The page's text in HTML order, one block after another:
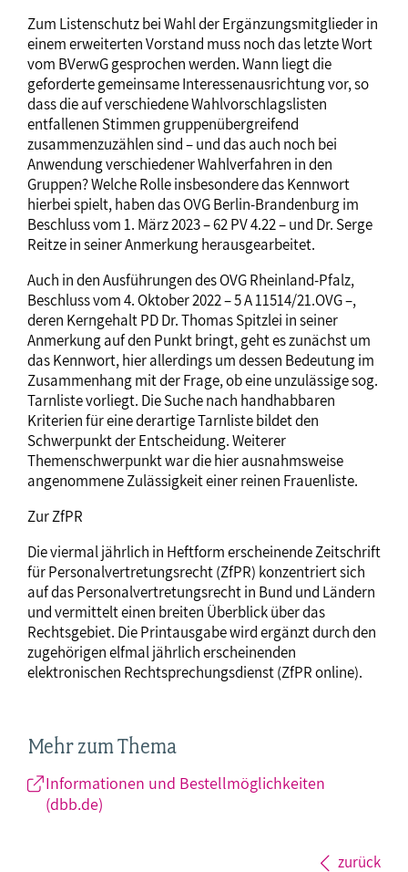
Zum Listenschutz bei Wahl der Ergänzungsmitglieder in
einem erweiterten Vorstand muss noch das letzte Wort
vom BVerwG gesprochen werden. Wann liegt die
geforderte gemeinsame Interessenausrichtung vor, so
dass die auf verschiedene Wahlvorschlagslisten
entfallenen Stimmen gruppenübergreifend
zusammenzuzählen sind – und das auch noch bei
Anwendung verschiedener Wahlverfahren in den
Gruppen? Welche Rolle insbesondere das Kennwort
hierbei spielt, haben das OVG Berlin-Brandenburg im
Beschluss vom 1. März 2023 – 62 PV 4.22 – und Dr. Serge
Reitze in seiner Anmerkung herausgearbeitet.
Auch in den Ausführungen des OVG Rheinland-Pfalz,
Beschluss vom 4. Oktober 2022 – 5 A 11514/21.OVG –,
deren Kerngehalt PD Dr. Thomas Spitzlei in seiner
Anmerkung auf den Punkt bringt, geht es zunächst um
das Kennwort, hier allerdings um dessen Bedeutung im
Zusammenhang mit der Frage, ob eine unzulässige sog.
Tarnliste vorliegt. Die Suche nach handhabbaren
Kriterien für eine derartige Tarnliste bildet den
Schwerpunkt der Entscheidung. Weiterer
Themenschwerpunkt war die hier ausnahmsweise
angenommene Zulässigkeit einer reinen Frauenliste.
Zur ZfPR
Die viermal jährlich in Heftform erscheinende Zeitschrift
für Personalvertretungsrecht (ZfPR) konzentriert sich
auf das Personalvertretungsrecht in Bund und Ländern
und vermittelt einen breiten Überblick über das
Rechtsgebiet. Die Printausgabe wird ergänzt durch den
zugehörigen elfmal jährlich erscheinenden
elektronischen Rechtsprechungsdienst (ZfPR online).
Mehr zum Thema
Informationen und Bestellmöglichkeiten
(dbb.de)
zurück